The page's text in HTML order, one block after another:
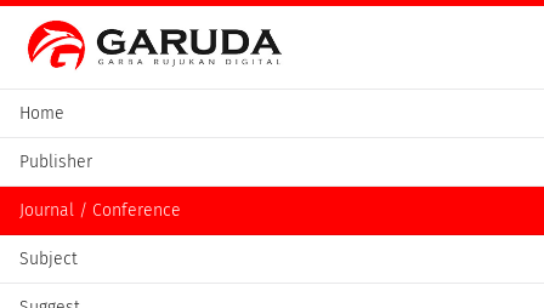
Home
Publisher
Journal / Conference
Subject